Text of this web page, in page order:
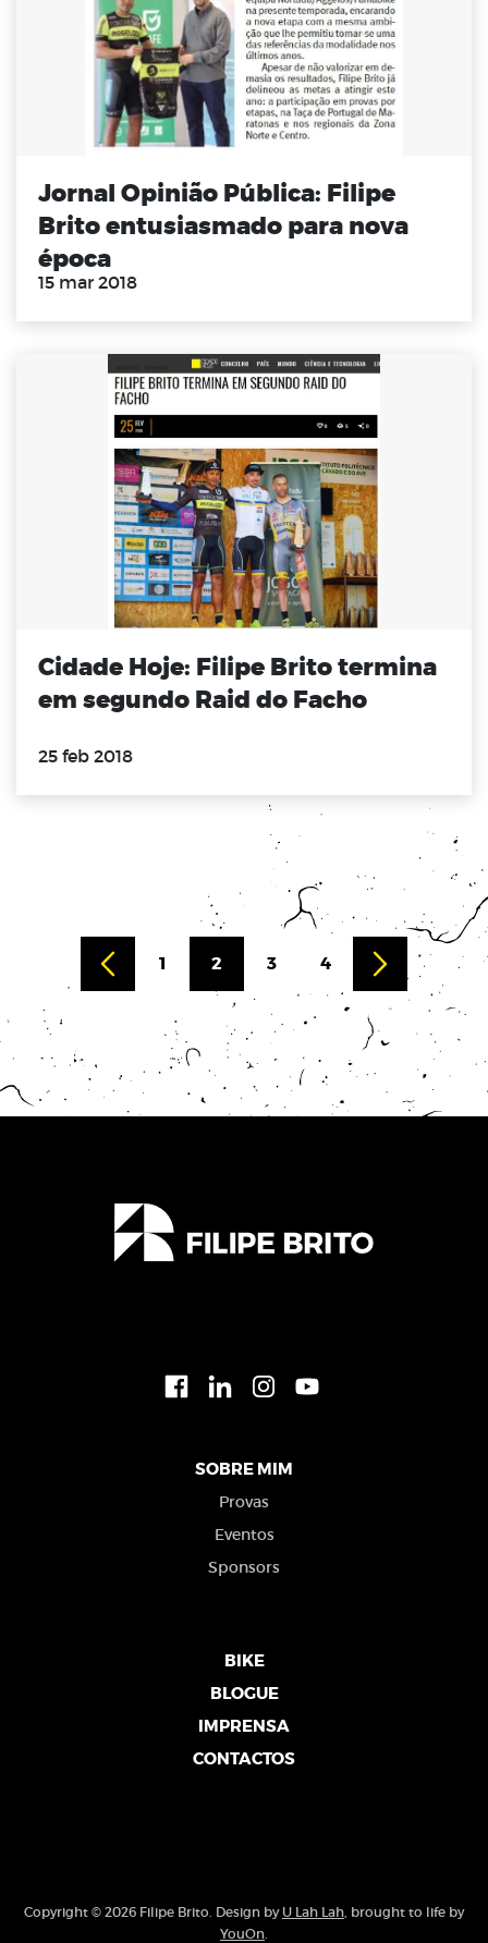
Jornal Opinião Pública: Filipe
Brito entusiasmado para nova
época
15 mar 2018
Cidade Hoje: Filipe Brito termina
em segundo Raid do Facho
25 feb 2018
1 2 3 4
SOBRE MIM
Provas
Eventos
Sponsors
BIKE
BLOGUE
IMPRENSA
CONTACTOS
Copyright © 2026 Filipe Brito. Design by U Lah Lah, brought to life by
YouOn.